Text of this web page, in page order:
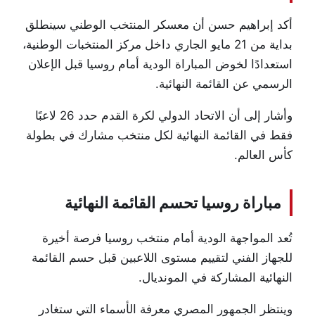
أكد إبراهيم حسن أن معسكر المنتخب الوطني سينطلق
بداية من 21 مايو الجاري داخل مركز المنتخبات الوطنية،
استعدادًا لخوض المباراة الودية أمام روسيا قبل الإعلان
الرسمي عن القائمة النهائية.
وأشار إلى أن الاتحاد الدولي لكرة القدم حدد 26 لاعبًا
فقط في القائمة النهائية لكل منتخب مشارك في بطولة
كأس العالم.
مباراة روسيا تحسم القائمة النهائية
تُعد المواجهة الودية أمام منتخب روسيا فرصة أخيرة
للجهاز الفني لتقييم مستوى اللاعبين قبل حسم القائمة
النهائية المشاركة في المونديال.
وينتظر الجمهور المصري معرفة الأسماء التي ستغادر